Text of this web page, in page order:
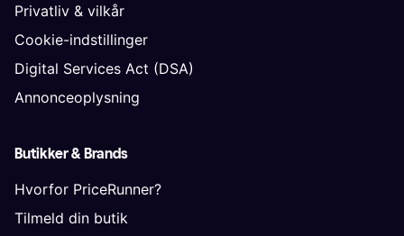
Privatliv & vilkår
Cookie-indstillinger
Digital Services Act (DSA)
Annonceoplysning
Butikker & Brands
Hvorfor PriceRunner?
Tilmeld din butik